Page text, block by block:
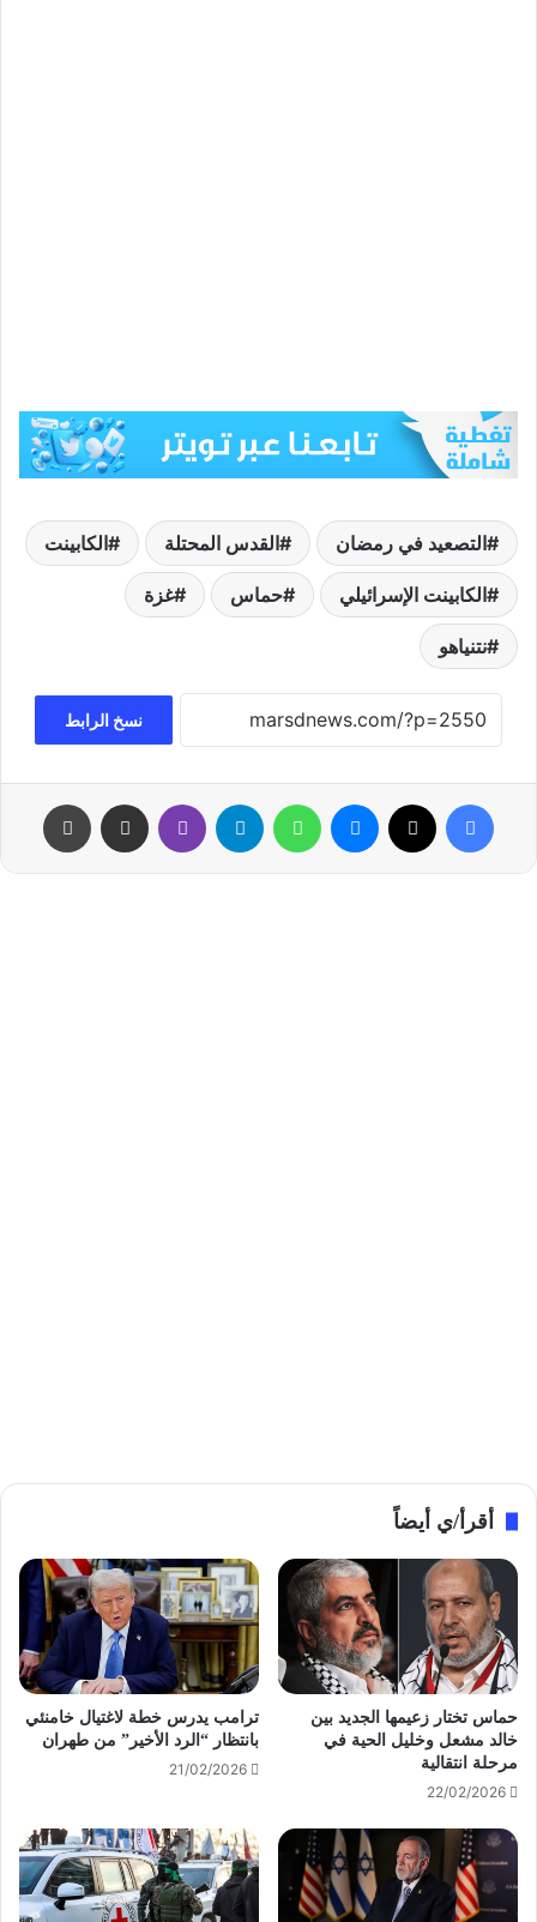
التصعيد في رمضان القدس المحتلة الكابينت
الكابينت الإسرائيلي حماس غزة
نتنياهو
نسخ الرابط
فيسبوك ماسنجر واتساب تيلقرام ڤايبر مشاركة عبر البريد
أقرأ/ي أيضاً
حماس تختار زعيمها الجديد بين
خالد مشعل وخليل الحية في
مرحلة انتقالية
22/02/2026
ترامب يدرس خطة لاغتيال خامنئي
بانتظار “الرد الأخير” من طهران
21/02/2026